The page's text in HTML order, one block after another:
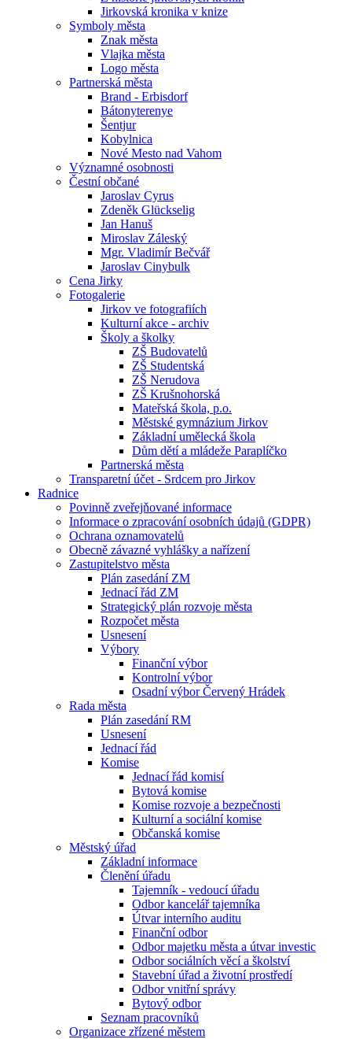
Jirkovská kronika v knize
Symboly města
Znak města
Vlajka města
Logo města
Partnerská města
Brand - Erbisdorf
Bátonyterenye
Šentjur
Kobylnica
Nové Mesto nad Vahom
Významné osobnosti
Čestní občané
Jaroslav Cyrus
Zdeněk Glückselig
Jan Hanuš
Miroslav Záleský
Mgr. Vladimír Bečvář
Jaroslav Cinybulk
Cena Jirky
Fotogalerie
Jirkov ve fotografiích
Kulturní akce - archiv
Školy a školky
ZŠ Budovatelů
ZŠ Studentská
ZŠ Nerudova
ZŠ Krušnohorská
Mateřská škola, p.o.
Městské gymnázium Jirkov
Základní umělecká škola
Dům dětí a mládeže Paraplíčko
Partnerská města
Transparetní účet - Srdcem pro Jirkov
Radnice
Povinně zveřejňované informace
Informace o zpracování osobních údajů (GDPR)
Ochrana oznamovatelů
Obecně závazné vyhlášky a nařízení
Zastupitelstvo města
Plán zasedání ZM
Jednací řád ZM
Strategický plán rozvoje města
Rozpočet města
Usnesení
Výbory
Finanční výbor
Kontrolní výbor
Osadní výbor Červený Hrádek
Rada města
Plán zasedání RM
Usnesení
Jednací řád
Komise
Jednací řád komisí
Bytová komise
Komise rozvoje a bezpečnosti
Kulturní a sociální komise
Občanská komise
Městský úřad
Základní informace
Členění úřadu
Tajemník - vedoucí úřadu
Odbor kancelář tajemníka
Útvar interního auditu
Finanční odbor
Odbor majetku města a útvar investic
Odbor sociálních věcí a školství
Stavební úřad a životní prostředí
Odbor vnitřní správy
Bytový odbor
Seznam pracovníků
Organizace zřízené městem